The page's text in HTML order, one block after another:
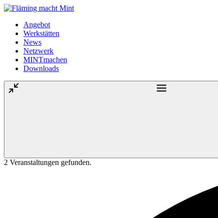
Angebot
Werkstätten
News
Netzwerk
MINTmachen
Downloads
2 Veranstaltungen gefunden.